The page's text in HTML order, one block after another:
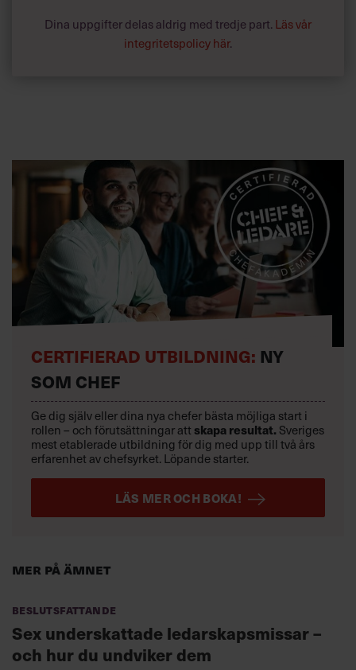
Dina uppgifter delas aldrig med tredje part. Läs vår
integritetspolicy här.
Mer på ämnet
Beslutsfattande
Sex underskattade ledarskapsmissar –
och hur du undviker dem
CERTIFIERAD UTBILDNING: NY
SOM CHEF
Ge dig själv eller dina nya chefer bästa möjliga start i
rollen – och förutsättningar att skapa resultat. Sveriges
mest etablerade utbildning för dig med upp till två års
erfarenhet av chefsyrket. Löpande starter.
LÄS MER OCH BOKA!